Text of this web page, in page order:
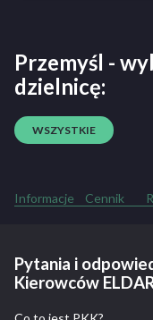
Przemyśl -
dzielnicę:
WSZYSTKIE
Informacje Cennik
Pytania i
Kierowców